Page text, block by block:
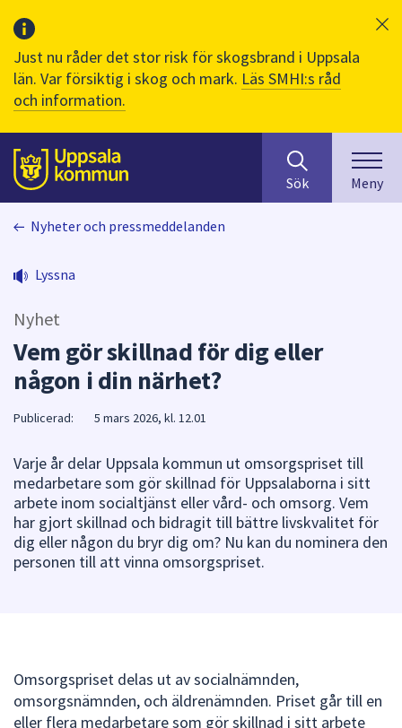
Just nu råder det stor risk för skogsbrand i Uppsala
län. Var försiktig i skog och mark. Läs SMHI:s råd
och information.
Till sidans
huvudinnehåll
efter
innehåll
på
sökfältet
under
fältet.
Använd
piltangenterna
för
att
enter
för
att
Sök Meny
Nyheter och pressmeddelanden
Lyssna
Nyhet
Vem gör skillnad för dig eller
någon i din närhet?
Publicerad: 5 mars 2026, kl. 12.01
Varje år delar Uppsala kommun ut omsorgspriset till
medarbetare som gör skillnad för Uppsalaborna i sitt
arbete inom socialtjänst eller vård- och omsorg. Vem
har gjort skillnad och bidragit till bättre livskvalitet för
dig eller någon du bryr dig om? Nu kan du nominera den
personen till att vinna omsorgspriset.
Omsorgspriset delas ut av socialnämnden,
omsorgsnämnden, och äldrenämnden. Priset går till en
eller flera medarbetare som gör skillnad i sitt arbete